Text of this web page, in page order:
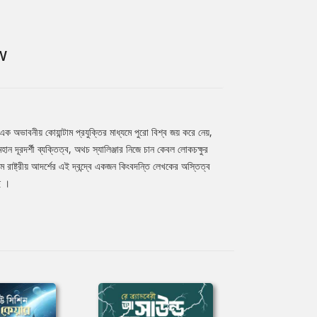
অভাবনীয় কোয়ান্টাম প্রযুক্তির মাধ্যমে পুরো বিশ্ব জয় করে নেয়,
দূরদর্শী ব্যক্তিত্ব, অথচ স্যালিঞ্জার নিজে চান কেবল লোকচক্ষুর
আদর্শের এই দ্বন্দ্বে একজন কিংবদন্তি লেখকের অস্তিত্ব
।